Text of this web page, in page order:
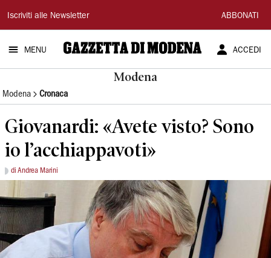
Gazzetta
di
Modena
Iscriviti alle Newsletter ABBONATI
MENU ACCEDI
Modena
Modena Cronaca
Giovanardi: «Avete visto? Sono
io l’acchiappavoti»
di Andrea Marini